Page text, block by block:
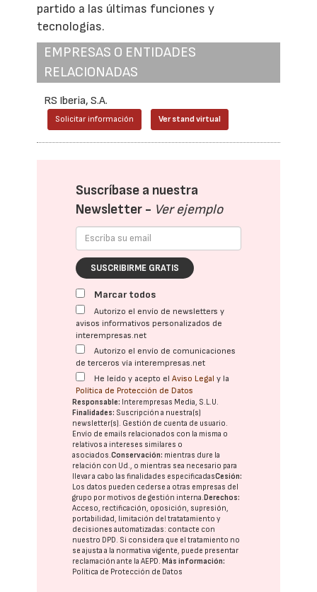
partido a las últimas funciones y
tecnologías.
EMPRESAS O ENTIDADES
RELACIONADAS
RS Iberia, S.A.
Solicitar información Ver stand virtual
Suscríbase a nuestra
Newsletter - Ver ejemplo
SUSCRIBIRME GRATIS
Marcar todos
Autorizo el envío de newsletters y
avisos informativos personalizados de
interempresas.net
Autorizo el envío de comunicaciones
de terceros vía interempresas.net
He leído y acepto elAviso Legal y la
Política de Protección de Datos
Responsable: Interempresas Media, S.L.U.
Finalidades: Suscripción a nuestra(s)
newsletter(s). Gestión de cuenta de usuario.
Envío de emails relacionados con la misma o
relativos a intereses similares o
asociados.Conservación: mientras dure la
relación con Ud., o mientras sea necesario para
llevar a cabo las finalidades especificadasCesión:
Los datos pueden cederse a otras empresas del
grupo por motivos de gestión interna.Derechos:
Acceso, rectificación, oposición, supresión,
portabilidad, limitación del tratatamiento y
decisiones automatizadas: contacte con
nuestro DPD. Si considera que el tratamiento no
se ajusta a la normativa vigente, puede presentar
reclamación ante laAEPD.Más información:
Política de Protección de Datos